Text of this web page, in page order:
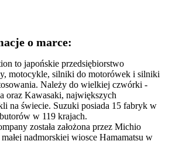
o marce:
to japońskie przedsiębiorstwo
motocykle, silniki do motorówek i silniki
Należy do wielkiej czwórki -
oraz Kawasaki, największych
na świecie. Suzuki posiada 15 fabryk w
w 119 krajach.
została założona przez Michio
nadmorskiej wiosce Hamamatsu w